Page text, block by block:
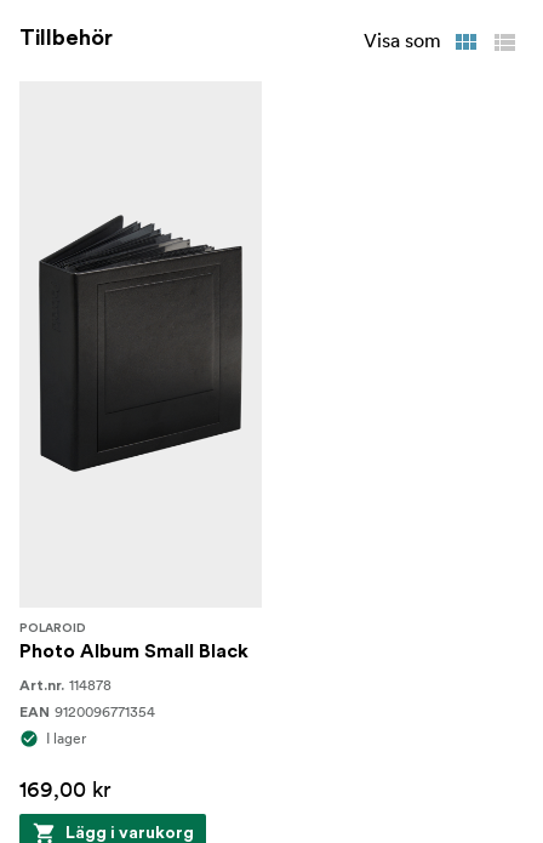
Tillbehör Visa som
POLAROID
Photo Album Small Black
Art.nr. 114878
EAN 9120096771354
I lager
169,00 kr
Lägg i varukorg